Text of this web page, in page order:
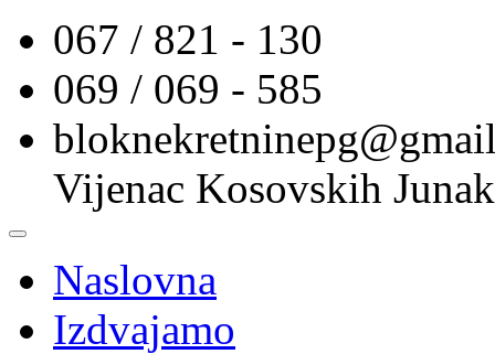
067 / 821 - 130
069 / 069 - 585
Vijenac Kosovskih
Naslovna
Izdvajamo